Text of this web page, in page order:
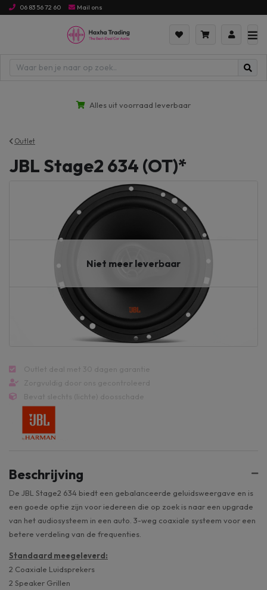
06 83 56 72 60 Mail ons
Alles uit voorraad leverbaar
Outlet
JBL Stage2 634 (OT)*
Niet meer leverbaar
Beschrijving
De JBL Stage2 634 biedt een gebalanceerde geluidsweergave en is
een goede optie zijn voor iedereen die op zoek is naar een upgrade
van het audiosysteem in een auto. 3-weg coaxiale systeem voor een
betere verdeling van de frequenties.
Standaard meegeleverd:
​2 Coaxiale Luidsprekers
2 Speaker Grillen